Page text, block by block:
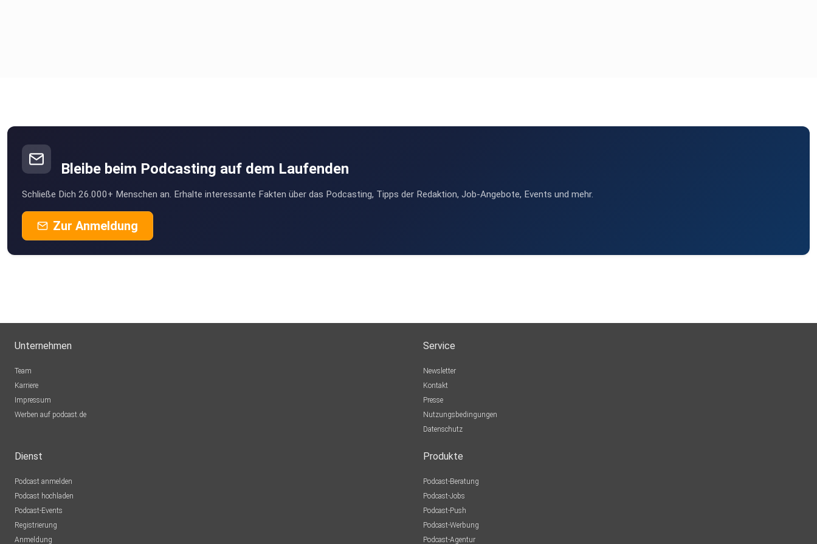
Bleibe beim Podcasting auf dem Laufenden
Schließe Dich 26.000+ Menschen an. Erhalte interessante Fakten über das Podcasting, Tipps der Redaktion, Job-Angebote, Events und mehr.
Zur Anmeldung
Unternehmen
Team
Karriere
Impressum
Werben auf podcast.de
Service
Newsletter
Kontakt
Presse
Nutzungsbedingungen
Datenschutz
Dienst
Podcast anmelden
Podcast hochladen
Podcast-Events
Registrierung
Anmeldung
Produkte
Podcast-Beratung
Podcast-Jobs
Podcast-Push
Podcast-Werbung
Podcast-Agentur